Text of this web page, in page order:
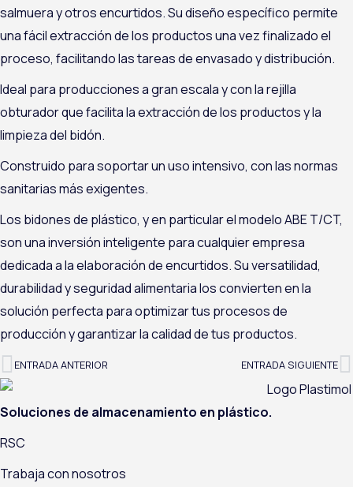
salmuera y otros encurtidos. Su diseño específico permite
una fácil extracción de los productos una vez finalizado el
proceso, facilitando las tareas de envasado y distribución.
Ideal para producciones a gran escala y con la rejilla
obturador que facilita la extracción de los productos y la
limpieza del bidón.
Construido para soportar un uso intensivo, con las normas
sanitarias más exigentes.
Los bidones de plástico, y en particular el modeloABE T/CT,
son una inversión inteligente para cualquier empresa
dedicada a la elaboración deencurtidos. Su versatilidad,
durabilidad y seguridad alimentaria los convierten en la
solución perfecta para optimizar tus procesos de
producción y garantizar la calidad de tus productos.
Ant
ENTRADA ANTERIOR ENTRADA SIGUIENTE
Soluciones de almacenamiento en plástico.
RSC
Trabaja con nosotros